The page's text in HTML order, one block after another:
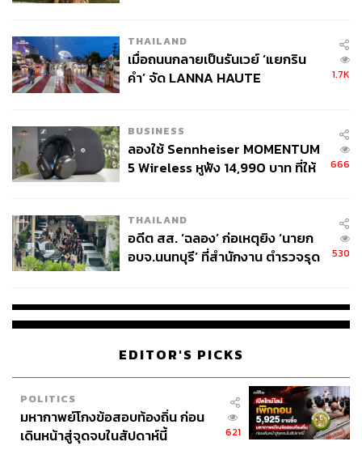
วันที่ 8 สิงหาคม 2024เทนนิส-พาณิภัค วงศ์พัฒนกิจ ก้มลง
กราบโค้ชเช ชเวยองซอก หรือ ชัชชัย ชเว หัวหน้าผู้ฝึกสอนเท
ควันโดทีมชาติไทย หลังเอาชนะ กั๊วจิง จากจีน ในรอบชิงชนะ
ติดต่อกัน และปิดฉากอาชีพนักกีฬาทีมชาติไทยอย่างเป็น
ทางการ
ภาพ:ดิษยุตม์ ธนบุญชัย
THAILAND
เมื่อถนนกลายเป็นรันเวย์ ‘แยกริน
คำ’ จัด LANNA HAUTE
1.7K
BUSINESS
ลองใช้ Sennheiser MOMENTUM
5 Wireless หูฟัง 14,990 บาท ที่ให้
666
THAILAND
อดีต สส. ‘ฉลอง’ ก่อเหตุยิง ‘นายก
อบจ.นนทบุรี’ ที่สำนักงาน ตำรวจรุด
530
EDITOR'S PICKS
POLITICS
มหากาพย์โกงข้อสอบท้องถิ่น ก่อน
เดินหน้าสู่จุดจบในสัปดาห์นี้
621